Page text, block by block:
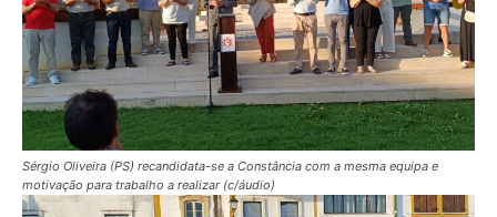
Sérgio Oliveira (PS) recandidata-se a Constância com a mesma equipa e
motivação para trabalho a realizar (c/áudio)